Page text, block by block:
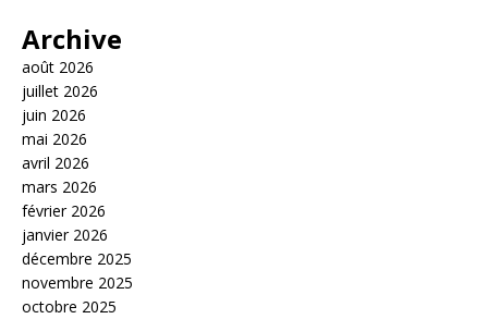
Archive
août 2026
juillet 2026
juin 2026
mai 2026
avril 2026
mars 2026
février 2026
janvier 2026
décembre 2025
novembre 2025
octobre 2025